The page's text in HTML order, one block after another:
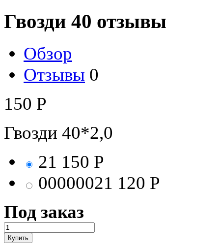
Гвозди 40 отзывы
Обзор
Отзывы 0
150 Р
Гвозди 40*2,0
21 150 Р
00000021 120 Р
Под заказ